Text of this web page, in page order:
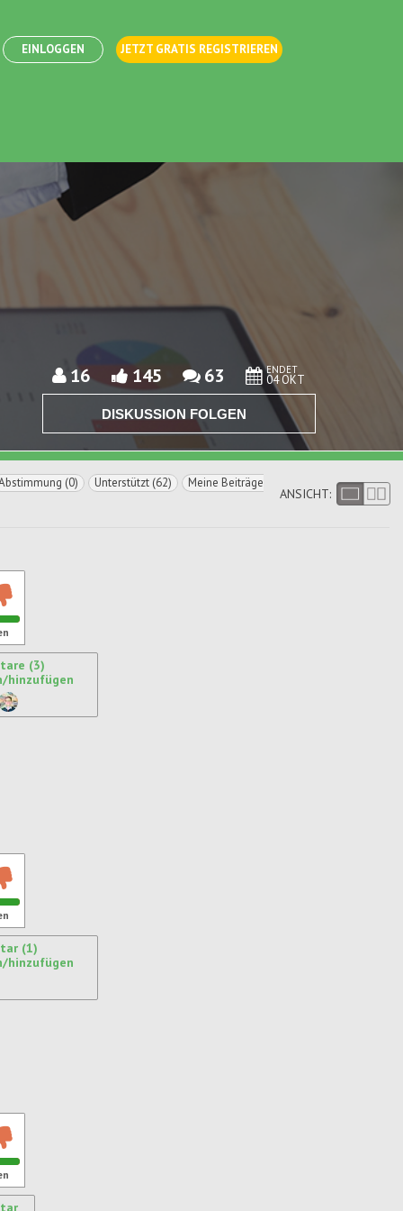
EINLOGGEN JETZT GRATIS REGISTRIEREN
16 145 63 ENDET
04 OKT
DISKUSSION FOLGEN
(0) Unterstützt (62)
Meine Beiträge
ANSICHT:
(3)
hinzufügen
(1)
hinzufügen